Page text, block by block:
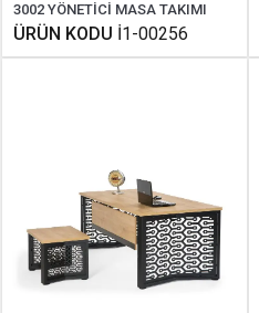
3002 YÖNETİCİ MASA TAKIMI
ÜRÜN KODU İ1-00256